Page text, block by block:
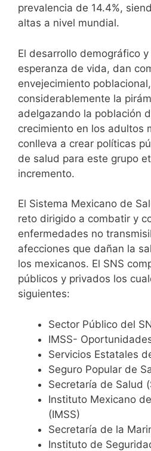
prevalencia de 14.4%,
altas a nivel mundial.
El desarrollo demográfico
esperanza de vida, dan
envejecimiento
considerablemente la
adelgazando la población
crecimiento en los adultos
conlleva a crear políticas
de salud para este grupo
incremento.
El Sistema Mexicano de
reto dirigido a combatir y
enfermedades no
afecciones que dañan la
los mexicanos. El SNS
públicos y privados los
siguientes:
Sector Público del
IMSS-
Servicios Estatales
Seguro Popular de
Secretaría de Salud
Instituto Mexicano
(IMSS)
Secretaría de la
Instituto de